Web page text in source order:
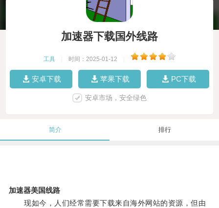
加速器下载国外线路
工具 时间：2025-01-12
安卓下载 苹果下载 PC下载
安卓市场，安全绿色
简介 排行
加速器美国线路
现如今，人们经常需要下载来自海外网站的资源，但由